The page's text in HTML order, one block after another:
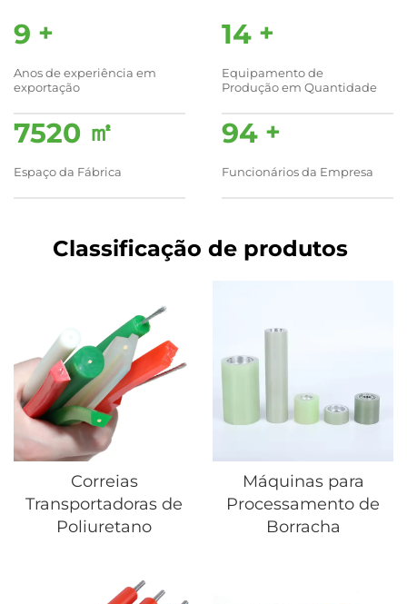
10 +
Anos de experiência em
exportação
15 +
Equipamento de
Produção em Quantidade
8000 ㎡
Espaço da Fábrica
100 +
Funcionários da Empresa
Classificação de produtos
Correias
Transportadoras de
Poliuretano
Máquinas para
Processamento de
Borracha